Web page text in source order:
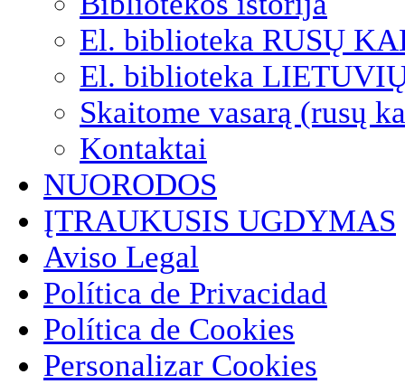
El. biblioteka RUSŲ
El. biblioteka
Skaitome vasarą (rusų
Kontaktai
NUORODOS
ĮTRAUKUSIS UGDYMAS
Aviso Legal
Política de Privacidad
Política de Cookies
Personalizar Cookies